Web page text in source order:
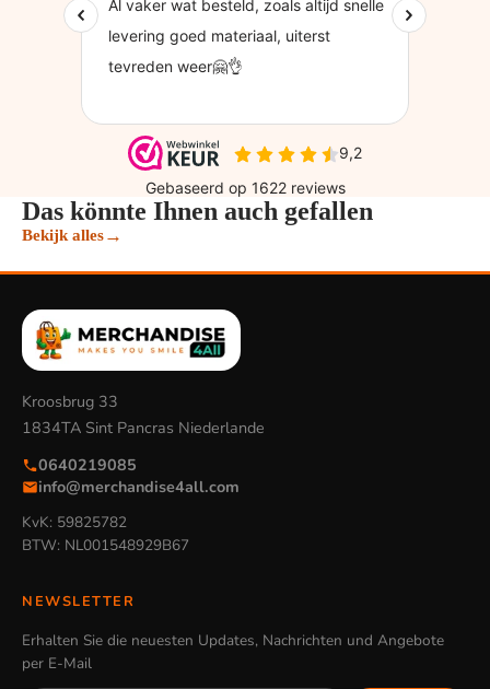
Das könnte Ihnen auch gefallen
Bekijk alles→
Kroosbrug 33
1834TA Sint Pancras Niederlande
0640219085
info@merchandise4all.com
KvK: 59825782
BTW: NL001548929B67
NEWSLETTER
Erhalten Sie die neuesten Updates, Nachrichten und Angebote
per E-Mail